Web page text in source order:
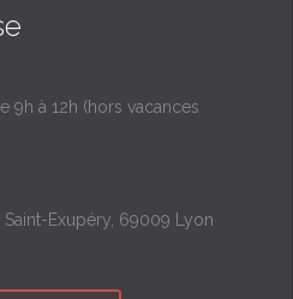
9h à 12h (hors vacances
Exupéry, 69009 Lyon